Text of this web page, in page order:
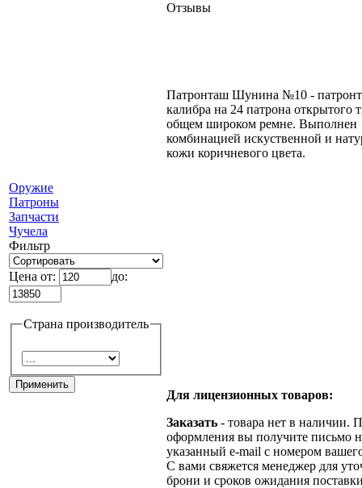
Оружие
Патроны
Запчасти
Чучела
Фильтр
Цена от: до:
Страна производитель
Отзывы
Патронташ Шунина №10 -
калибра на 24 патрона открытого
общем широком ремне. Выполнен
комбинацией искуственной и
кожи коричневого цвета.
Для лицензионных товаров:
Заказать - товара нет в наличии.
оформления вы получите письмо
указанный e-mail с номером
С вами свяжется менеджер для
брони и сроков ожидания